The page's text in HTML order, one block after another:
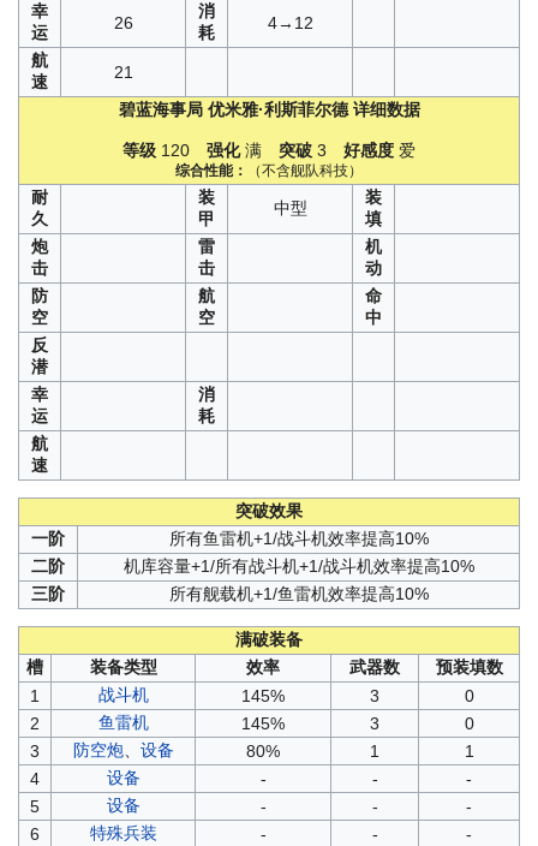
幸
运
26
消
耗
4→12
航
速
21
碧蓝海事局 优米雅·利斯菲尔德详细数据
等级 120 强化满 突破 3 好感度 爱
综合性能： （不含舰队科技）
耐
久
装
甲
中型
装
填
炮
击
雷
击
机
动
防
空
航
空
命
中
反
潜
幸
运
消
耗
航
速
突破效果
一阶
所有鱼雷机+1/战斗机效率提高10%
二阶
机库容量+1/所有战斗机+1/战斗机效率提高10%
三阶
所有舰载机+1/鱼雷机效率提高10%
满破装备
槽
装备类型 效率 武器数
预装填数
1
战斗机 145% 3
0
2
鱼雷机 145% 3
0
3
防空炮、 设备 80% 1
1
4
设备 - -
-
5
设备 - -
-
6
特殊兵装 - -
-